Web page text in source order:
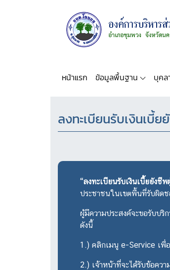
หน้าแรก ข้อมูลพื้นฐาน บุคล
ลงทะเบียนรับเงินเบี้
“ลงทะเบียนรับเงินเบี้ยยังชีพ
ประชาชนในเขตพื้นที่รับผิด
ผู้มีความประสงค์จะขอรับบริ
ดังนี้
1.) คลิกเมนู e-Service เพื่
2.) เจ้าหน้าที่จะได้รับข้อคว